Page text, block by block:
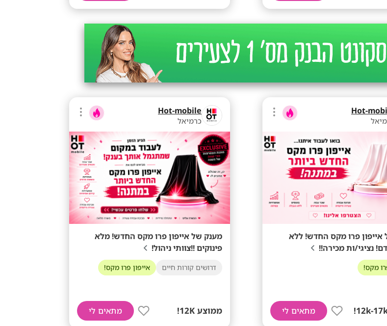
Hot-
אייפון פרו מקס החדש! ללא
נציגי/ות מכירה!!
מקס!
מתאים לי
Hot-mobile
כרמיאל
מענק של אייפון פרו מקס החדש! מלא
פינוקים !!צוותי ניהול!
דרושים קורות חיים אייפון פרו מקס!
ממוצע 12K! מתאים לי